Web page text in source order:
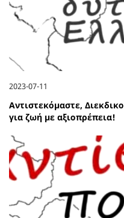
2023-07-11
Αντιστεκόμαστε,
για ζωή με αξιοπρέπεια!